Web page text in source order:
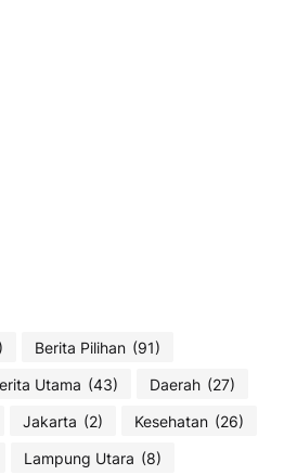
Berita Pilihan (91)
Utama (43) Daerah (27)
Jakarta (2) Kesehatan (26)
Lampung Utara (8)